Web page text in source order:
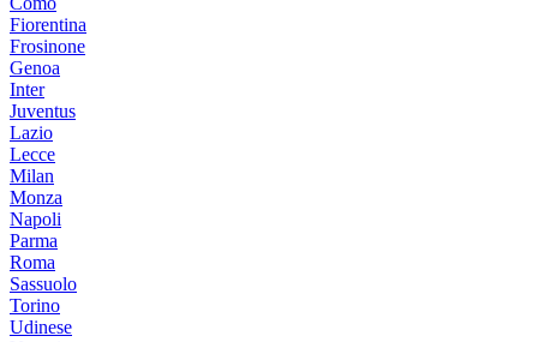
Fiorentina
Frosinone
Genoa
Inter
Juventus
Lazio
Lecce
Milan
Monza
Napoli
Parma
Roma
Sassuolo
Torino
Udinese